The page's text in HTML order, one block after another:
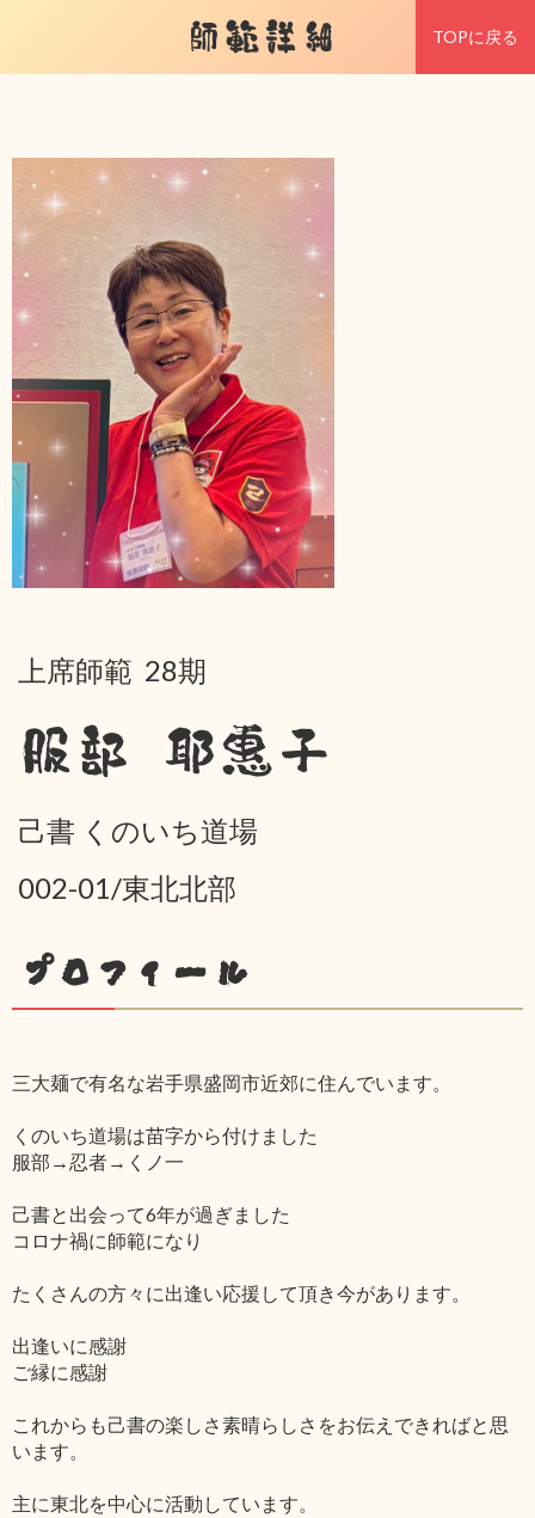
師範詳細 TOPに戻る
上席師範 28期
服部 耶惠子
己書 くのいち道場
002-01/東北北部
プロフィール
三大麺で有名な岩手県盛岡市近郊に住んでいます。
くのいち道場は苗字から付けました
服部→忍者→くノ一
己書と出会って6年が過ぎました
コロナ禍に師範になり
たくさんの方々に出逢い応援して頂き今があります。
出逢いに感謝
ご縁に感謝
これからも己書の楽しさ素晴らしさをお伝えできればと思
います。
主に東北を中心に活動しています。